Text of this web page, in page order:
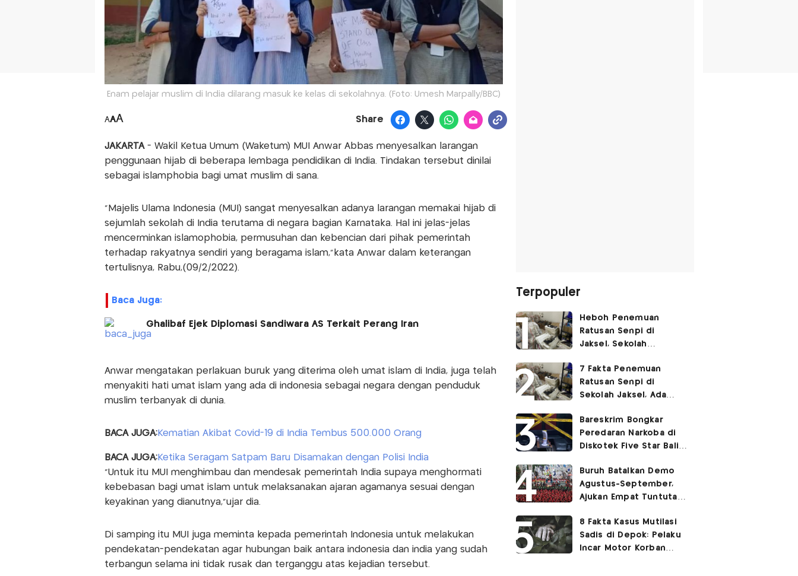
Enam pelajar muslim di India dilarang masuk ke kelas di sekolahnya. (Foto: Umesh Marpally/BBC)
AAA Share
JAKARTA - Wakil Ketua Umum (Waketum) MUI Anwar Abbas menyesalkan larangan
penggunaan hijab di beberapa lembaga pendidikan di India. Tindakan tersebut dinilai
sebagai islamphobia bagi umat muslim di sana.
"Majelis Ulama Indonesia (MUI) sangat menyesalkan adanya larangan memakai hijab di
sejumlah sekolah di India terutama di negara bagian Karnataka. Hal ini jelas-jelas
mencerminkan islamophobia, permusuhan dan kebencian dari pihak pemerintah
terhadap rakyatnya sendiri yang beragama islam,"kata Anwar dalam keterangan
tertulisnya, Rabu,(09/2/2022).
Baca Juga:
Ghalibaf Ejek Diplomasi Sandiwara AS Terkait Perang Iran
Anwar mengatakan perlakuan buruk yang diterima oleh umat islam di India, juga telah
menyakiti hati umat islam yang ada di indonesia sebagai negara dengan penduduk
muslim terbanyak di dunia.
BACA JUGA:Kematian Akibat Covid-19 di India Tembus 500.000 Orang
BACA JUGA:Ketika Seragam Satpam Baru Disamakan dengan Polisi India
"Untuk itu MUI menghimbau dan mendesak pemerintah India supaya menghormati
kebebasan bagi umat islam untuk melaksanakan ajaran agamanya sesuai dengan
keyakinan yang dianutnya,"ujar dia.
Di samping itu MUI juga meminta kepada pemerintah Indonesia untuk melakukan
pendekatan-pendekatan agar hubungan baik antara indonesia dan india yang sudah
terbangun selama ini tidak rusak dan terganggu atas kejadian tersebut.
Terpopuler
Heboh Penemuan
Ratusan Senpi di
Jaksel, Sekolah
Kegiatan Eskul
Menembak
7 Fakta Penemuan
Ratusan Senpi di
Sekolah Jaksel, Ada
Ruang Bunker
Bareskrim Bongkar
Peredaran Narkoba di
Diskotek Five Star Bali,
Buruh Batalkan Demo
Agustus-September,
Ajukan Empat Tuntutan
8 Fakta Kasus Mutilasi
Sadis di Depok: Pelaku
Incar Motor Korban